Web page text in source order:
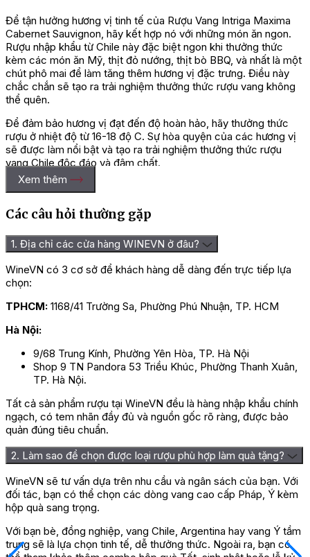
Để tận hưởng hương vị tinh tế của Rượu Vang Intriga Maxima
Cabernet Sauvignon, hãy kết hợp nó với những món ăn ngon.
Rượu nhập khẩu từ Chile này đặc biệt ngon khi thưởng thức
kèm các món ăn Mỹ, thịt đỏ nướng, thịt bò BBQ, và nhất là một
chút phô mai để làm tăng thêm hương vị đặc trưng. Điều này
chắc chắn sẽ tạo ra trải nghiệm thưởng thức rượu vang không
thể quên.
Để đảm bảo hương vị đạt đến độ hoàn hảo, hãy thưởng thức
rượu ở nhiệt độ từ 16-18 độ C. Sự hòa quyện của các hương vị
sẽ được làm nổi bật và tạo ra trải nghiệm thưởng thức rượu
vang Chile độc đáo và đậm chất.
Địa chỉ mua rượu Vang Intriga
Maxima Cabernet Sauvignon uy tín
Nếu bạn đang tìm kiếm một địa chỉ đáng tin cậy để mua Rượu
Vang Intriga Maxima Cabernet Sauvignon chính hãng, hãy ghé
thămWine VN– nơi được nhiều người dùng đánh giá cao. Wine
VN là địa chỉ chuyên cung cấp các loại rượu vang nhập khẩu uy
tín từ các quốc gia nổi tiếng như Pháp, Ý, Úc, Tây Ban Nha và
đặc biệt là Chile.
Với mức giá phải chăng và chính sách hậu mãi hấp dẫn, Wine
VN cam kết mang đến cho bạn những trải nghiệm mua sắm
rượu vang tuyệt vời nhất. Hãy liên hệ ngay để được tư vấn và
đặt hàng, đảm bảo bạn sẽ nhận được sản phẩm chất lượng và
dịch vụ tốt nhất.
Trải qua hành trình thưởng thức rượu Vang Intriga Maxima
Cabernet Sauvignon, chúng ta đã được đắm chìm trong một
thế giới hương vị sâu lắng và nhẹ nhàng. Sự hòa quyện của
hương thơm tinh tế, vị chát mượt mà, và đặc biệt là cái đặc
trưng riêng biệt của giống nho Cabernet Sauvignon đã tạo ra
một trải nghiệm thưởng thức rượu vang đẳng cấp.
Đánh giá
Chưa có đánh giá nào.
Hãy là người đầu tiên nhận xét “Rượu Vang Chile Intriga Maxima
Xem thêm
Các câu hỏi thường gặp
1. Địa chỉ các cửa hàng WINEVN ở đâu?
WineVN có 3 cơ sở để khách hàng dễ dàng đến trực tiếp lựa
chọn:
TPHCM: 1168/41 Trường Sa, Phường Phú Nhuận, TP. HCM
Hà Nội:
9/68 Trung Kính, Phường Yên Hòa, TP. Hà Nội
Shop 9 TN Pandora 53 Triều Khúc, Phường Thanh Xuân,
TP. Hà Nội.
Tất cả sản phẩm rượu tại WineVN đều là hàng nhập khẩu chính
ngạch, có tem nhãn đầy đủ và nguồn gốc rõ ràng, được bảo
quản đúng tiêu chuẩn.
2. Làm sao để chọn được loại rượu phù hợp làm quà tặng?
WineVN sẽ tư vấn dựa trên nhu cầu và ngân sách của bạn. Với
đối tác, bạn có thể chọn các dòng vang cao cấp Pháp, Ý kèm
hộp quà sang trọng.
Với bạn bè, đồng nghiệp, vang Chile, Argentina hay vang Ý tầm
trung sẽ là lựa chọn tinh tế, dễ thưởng thức. Ngoài ra, bạn có